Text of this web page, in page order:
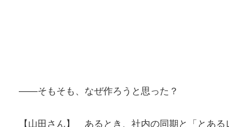
――そもそも、なぜ作ろうと思った？
【山田さん】 あるとき、社内の同期と「とあ